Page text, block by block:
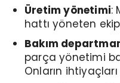
Üretim yönetimi:
hattı yöneten
Bakım
parça yönetimi
Onların